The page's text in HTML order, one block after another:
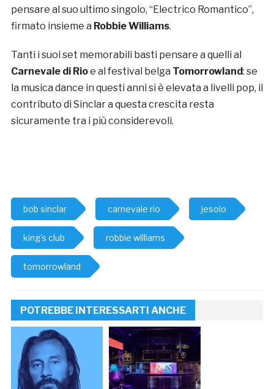
pensare al suo ultimo singolo, “Electrico Romantico”,
firmato insieme a Robbie Williams.
Tanti i suoi set memorabili basti pensare a quelli al
Carnevale di Rioe al festival belga Tomorrowland: se
la musica dance in questi anni si è elevata a livelli pop, il
contributo di Sinclar a questa crescita resta
sicuramente tra i più considerevoli.
bob sinclar carnevale rio jesolo
king's club robbie williams
tomorrowland
POTREBBE INTERESSARTI ANCHE